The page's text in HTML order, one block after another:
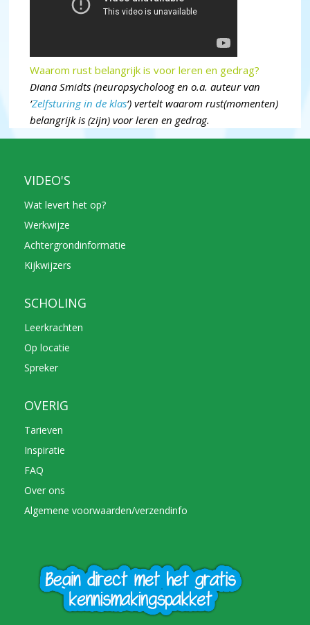
Waarom rust belangrijk is voor leren en gedrag?
Diana Smidts (neuropsycholoog en o.a. auteur van
‘Zelfsturing in de klas‘) vertelt waarom rust(momenten)
belangrijk is (zijn) voor leren en gedrag.
VIDEO'S
Wat levert het op?
Werkwijze
Achtergrondinformatie
Kijkwijzers
SCHOLING
Leerkrachten
Op locatie
Spreker
OVERIG
Tarieven
Inspiratie
FAQ
Over ons
Algemene voorwaarden/verzendinfo